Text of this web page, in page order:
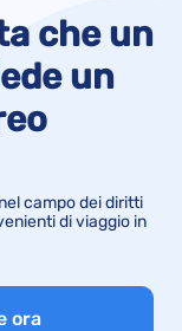
che un
un
campo dei diritti
di viaggio in
ora